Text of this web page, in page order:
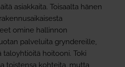
asiakkaita. Toisaalta hänen
omine hallinnon
palveluita gryndereille,
taloyhtiöitä hoitooni. Toki
toistensa kohteita, mutta